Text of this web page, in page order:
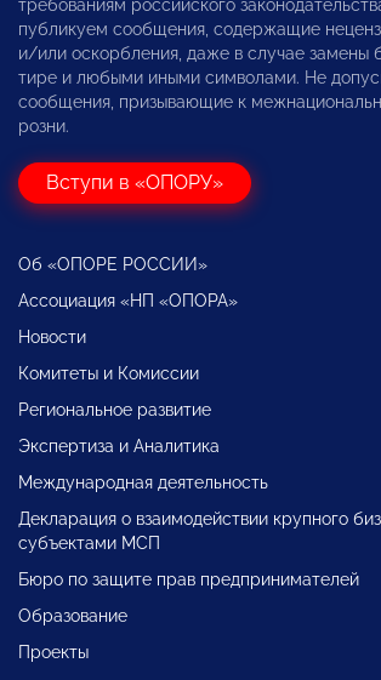
требованиям российского
публикуем сообщения, содержащие
и/или оскорбления, даже в случае замены
тире и любыми иными символами. Не
сообщения, призывающие к
розни.
Вступи в «ОПОРУ»
Об «ОПОРЕ РОССИИ»
Ассоциация «НП «ОПОРА»
Новости
Комитеты и Комиссии
Региональное развитие
Экспертиза и Аналитика
Международная деятельность
Декларация о взаимодействии крупного
субъектами МСП
Бюро по защите прав предпринимателей
Образование
Проекты